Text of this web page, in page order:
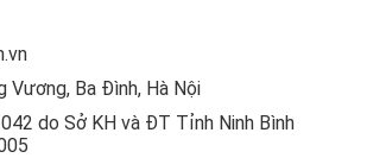
Vương, Ba Đình, Hà Nội
do Sở KH và ĐT Tỉnh Ninh Bình